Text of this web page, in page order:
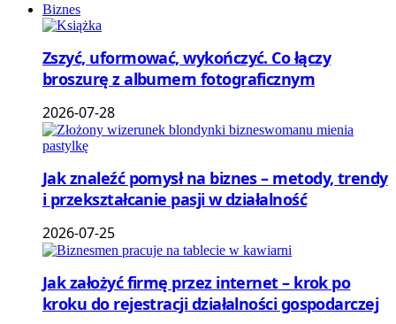
Biznes
Zszyć, uformować, wykończyć. Co łączy
broszurę z albumem fotograficznym
2026-07-28
Jak znaleźć pomysł na biznes – metody, trendy
i przekształcanie pasji w działalność
2026-07-25
Jak założyć firmę przez internet – krok po
kroku do rejestracji działalności gospodarczej